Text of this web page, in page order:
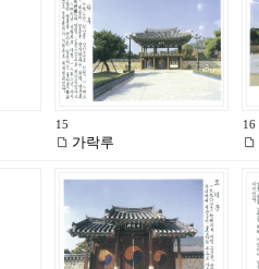
15
가락루
16